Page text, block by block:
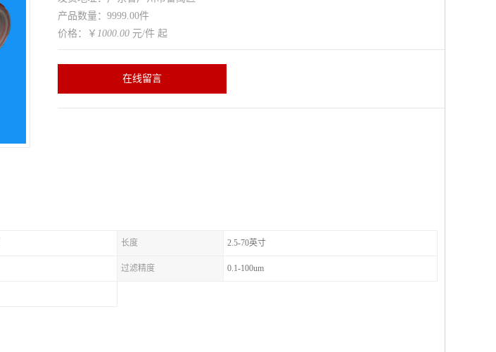
产品数量：9999.00件
价格：￥ 1000.00 元/件 起
在线留言
长度 2.5-70英寸
过滤精度 0.1-100um